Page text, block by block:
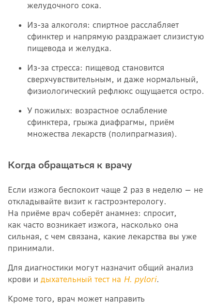
желудочного сока.
Из-за алкоголя: спиртное расслабляет
сфинктер и напрямую раздражает слизистую
пищевода и желудка.
Из-за стресса: пищевод становится
сверхчувствительным, и даже нормальный,
физиологический рефлюкс ощущается остро.
У пожилых: возрастное ослабление
сфинктера, грыжа диафрагмы, приём
множества лекарств (полипрагмазия).
Когда обращаться к врачу
Если изжога беспокоит чаще 2 раз в неделю — не
откладывайте визит к гастроэнтерологу.
На приёме врач соберёт анамнез: спросит,
как часто возникает изжога, насколько она
сильная, с чем связана, какие лекарства вы уже
принимали.
Для диагностики могут назначит общий анализ
крови и дыхательный тест на H. pylori.
Кроме того, врач может направить